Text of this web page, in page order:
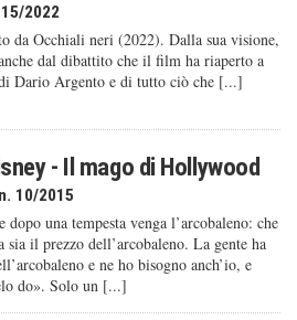
2022
da Occhiali neri (2022). Dalla sua visione,
dal dibattito che il film ha riaperto a
Dario Argento e di tutto ciò che [...]
- Il mago di Hollywood
10/2015
dopo una tempesta venga l’arcobaleno: che
sia il prezzo dell’arcobaleno. La gente ha
e ne ho bisogno anch’io, e
do». Solo un [...]